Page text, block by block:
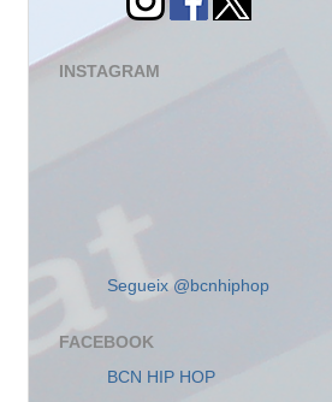
INSTAGRAM
Segueix @bcnhiphop
FACEBOOK
BCN HIP HOP